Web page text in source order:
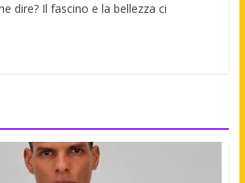
dire? Il fascino e la bellezza ci